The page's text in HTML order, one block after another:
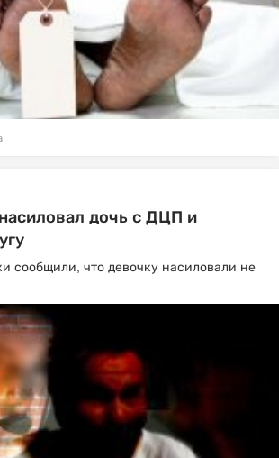
дочь с ДЦП и
сообщили, что девочку насиловали не